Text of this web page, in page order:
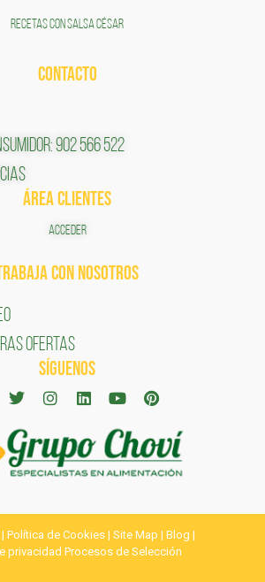
RECETAS CON SALSA CÉSAR
CONTACTO
902 566 522
ÁREA CLIENTES
ACCEDER
CON NOSOTROS
OFERTAS
SÍGUENOS
| Política de Cookies | Site Map | Blog |
privacidad Procesos de Selección